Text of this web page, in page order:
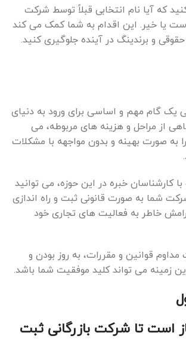
که آیا نام انتخابی قبلاً توسط شرکت
یا خیر. این اقدام به شما کمک می کند
و برندینگ در آینده جلوگیری کنید.
یک گام مهم و اساسی برای ورود به دنیای
از مراحل و هزینه های مربوطه، می
را به صورت بهینه و بدون مواجهه با مشکلات
کارشناسان خبره در این حوزه، می توانید
شما به صورت قانونی ثبت و راه اندازی
خاطر به فعالیت های تجاری خود
مداوم قوانین و مقررات، به روز بودن و
زمینه می تواند کلید موفقیت شما باشد.
است تا شرکت بازرگانی ثبت